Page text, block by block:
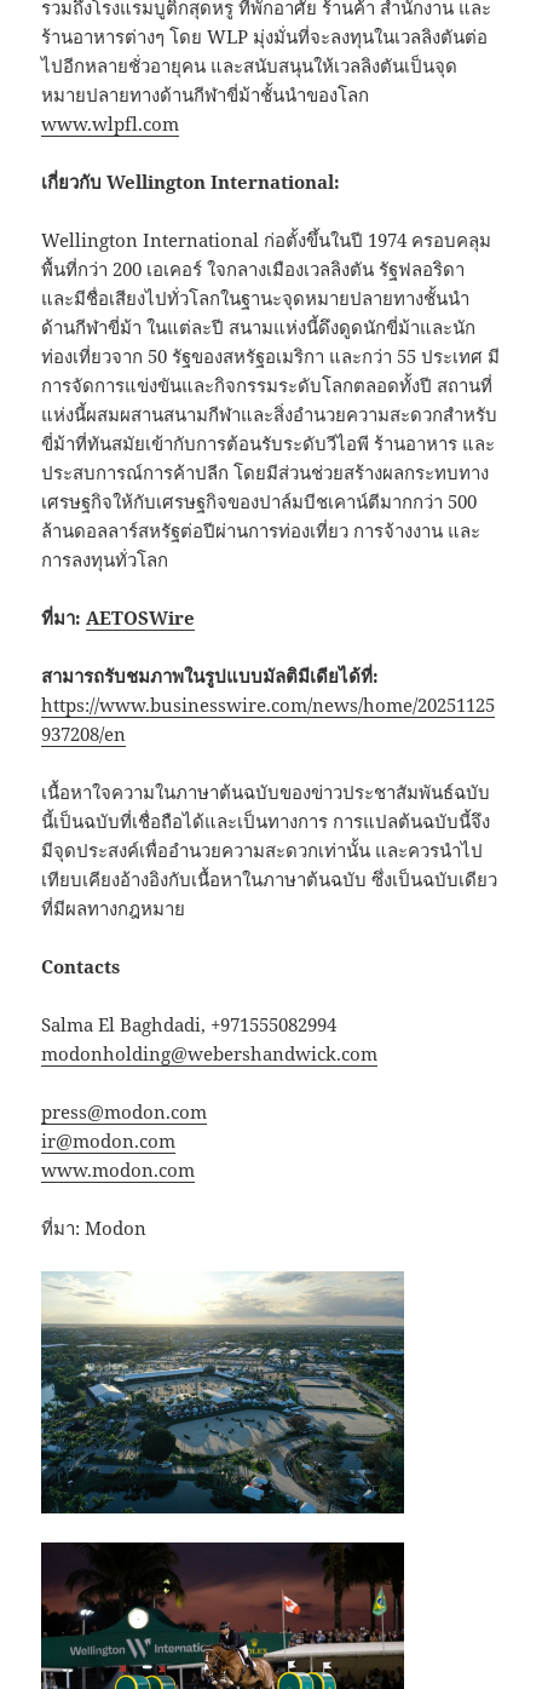
รวมถึงโรงแรมบูติกสุดหรู ที่พักอาศัย ร้านค้า สำนักงาน และ
ร้านอาหารต่างๆ โดย WLP มุ่งมั่นที่จะลงทุนในเวลลิงตันต่อ
ไปอีกหลายชั่วอายุคน และสนับสนุนให้เวลลิงตันเป็นจุด
หมายปลายทางด้านกีฬาขี่ม้าชั้นนำของโลก
www.wlpfl.com
เกี่ยวกับ Wellington International:
Wellington International ก่อตั้งขึ้นในปี 1974 ครอบคลุม
พื้นที่กว่า 200 เอเคอร์ ใจกลางเมืองเวลลิงตัน รัฐฟลอริดา
และมีชื่อเสียงไปทั่วโลกในฐานะจุดหมายปลายทางชั้นนำ
ด้านกีฬาขี่ม้า ในแต่ละปี สนามแห่งนี้ดึงดูดนักขี่ม้าและนัก
ท่องเที่ยวจาก 50 รัฐของสหรัฐอเมริกา และกว่า 55 ประเทศ มี
การจัดการแข่งขันและกิจกรรมระดับโลกตลอดทั้งปี สถานที่
แห่งนี้ผสมผสานสนามกีฬาและสิ่งอำนวยความสะดวกสำหรับ
ขี่ม้าที่ทันสมัยเข้ากับการต้อนรับระดับวีไอพี ร้านอาหาร และ
ประสบการณ์การค้าปลีก โดยมีส่วนช่วยสร้างผลกระทบทาง
เศรษฐกิจให้กับเศรษฐกิจของปาล์มบีชเคาน์ตีมากกว่า 500
ล้านดอลลาร์สหรัฐต่อปีผ่านการท่องเที่ยว การจ้างงาน และ
การลงทุนทั่วโลก
ที่มา: AETOSWire
สามารถรับชมภาพในรูปแบบมัลติมีเดียได้ที่:
https://www.businesswire.com/news/home/20251125
937208/en
เนื้อหาใจความในภาษาต้นฉบับของข่าวประชาสัมพันธ์ฉบับ
นี้เป็นฉบับที่เชื่อถือได้และเป็นทางการ การแปลต้นฉบับนี้จึง
มีจุดประสงค์เพื่ออำนวยความสะดวกเท่านั้น และควรนำไป
เทียบเคียงอ้างอิงกับเนื้อหาในภาษาต้นฉบับ ซึ่งเป็นฉบับเดียว
ที่มีผลทางกฎหมาย
Contacts
Salma El Baghdadi, +971555082994
modonholding@webershandwick.com
press@modon.com
ir@modon.com
www.modon.com
ที่มา: Modon